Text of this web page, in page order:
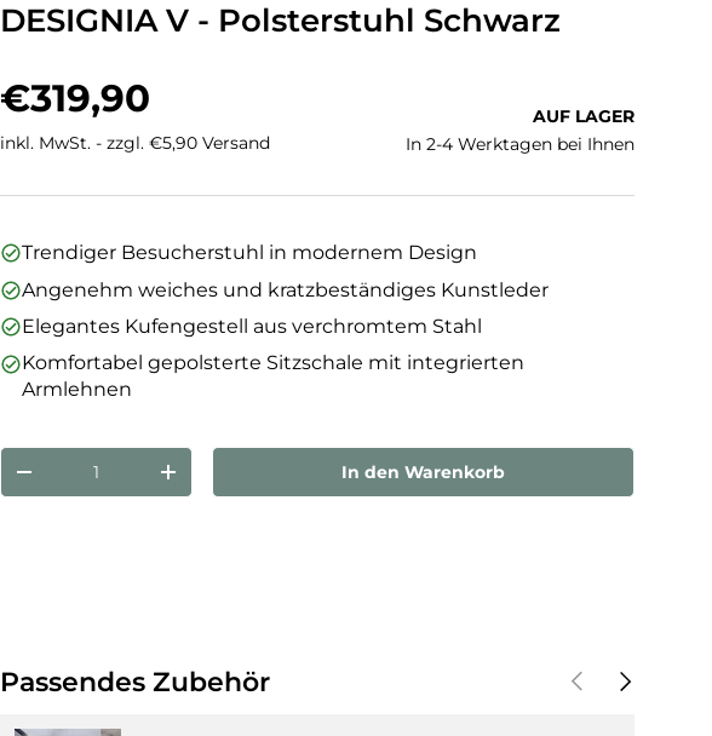
DESIGNIA V - Polsterstuhl Schwarz
Normaler Preis
€319,90
inkl. MwSt. - zzgl. €5,90 Versand
AUF LAGER
In 2-4 Werktagen bei Ihnen
Trendiger Besucherstuhl in modernem Design
Angenehm weiches und kratzbeständiges Kunstleder
Elegantes Kufengestell aus verchromtem Stahl
Komfortabel gepolsterte Sitzschale mit integrierten
Armlehnen
Menge verringernMenge erhöhen In den Warenkorb
Passendes Zubehör VorherigeNächste